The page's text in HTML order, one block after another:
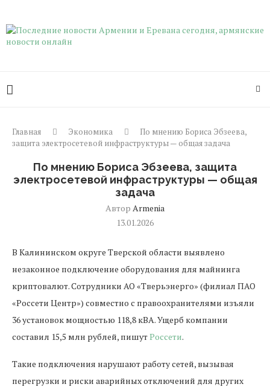
Главная Экономика
По мнению Бориса Эбзеева,
защита электросетевой инфраструктуры — общая задача
По мнению Бориса Эбзеева, защита
электросетевой инфраструктуры — общая
задача
Автор Armenia
13.01.2026
В Калининском округе Тверской области выявлено
незаконное подключение оборудования для майнинга
криптовалют. Сотрудники АО «Тверьэнерго» (филиал ПАО
«Россети Центр») совместно с правоохранителями изъяли
36 установок мощностью 118,8 кВА. Ущерб компании
составил 15,5 млн рублей, пишутРоссети.
Такие подключения нарушают работу сетей, вызывая
перегрузки и риски аварийных отключений для других